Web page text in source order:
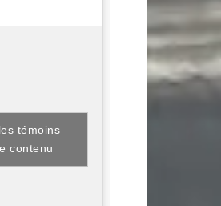
témoins
contenu